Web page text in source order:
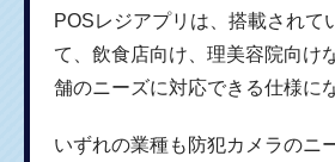
POSレジアプリは、搭載されて
て、飲食店向け、理美容院向け
舗のニーズに対応できる仕様に
いずれの業種も防犯カメラのニ